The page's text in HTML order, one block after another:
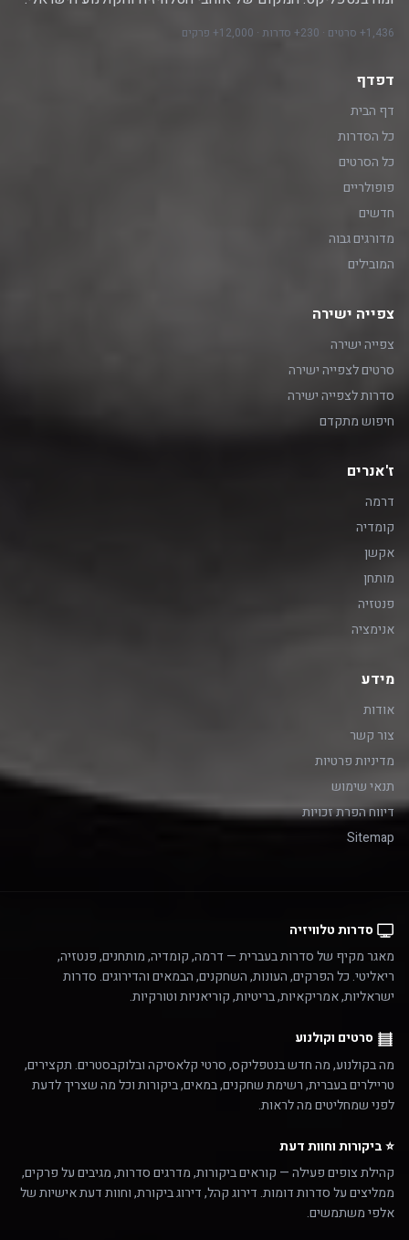
1,436+ סרטים · 230+ סדרות · 12,000+ פרקים
דפדף
דף הבית
כל הסדרות
כל הסרטים
פופולריים
חדשים
מדורגים גבוה
המובילים
צפייה ישירה
צפייה ישירה
סרטים לצפייה ישירה
סדרות לצפייה ישירה
חיפוש מתקדם
ז'אנרים
דרמה
קומדיה
אקשן
מותחן
פנטזיה
אנימציה
מידע
אודות
צור קשר
מדיניות פרטיות
תנאי שימוש
דיווח הפרת זכויות
Sitemap
סדרות טלוויזיה
מאגר מקיף של סדרות בעברית — דרמה, קומדיה, מותחנים, פנטזיה,
ריאליטי. כל הפרקים, העונות, השחקנים, הבמאים והדירוגים. סדרות
ישראליות, אמריקאיות, בריטיות, קוריאניות וטורקיות.
סרטים וקולנוע
מה בקולנוע, מה חדש בנטפליקס, סרטי קלאסיקה ובלוקבסטרים. תקצירים,
טריילרים בעברית, רשימת שחקנים, במאים, ביקורות וכל מה שצריך לדעת
לפני שמחליטים מה לראות.
⭐ ביקורות וחוות דעת
קהילת צופים פעילה — קוראים ביקורות, מדרגים סדרות, מגיבים על פרקים,
ממליצים על סדרות דומות. דירוג קהל, דירוג ביקורת, וחוות דעת אישיות של
אלפי משתמשים.